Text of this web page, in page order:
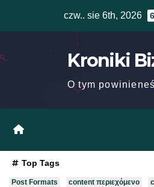
czw.. sie 6th, 2026
Kroniki
O tym
Top Tags
Post Formats content περιεχόμενο